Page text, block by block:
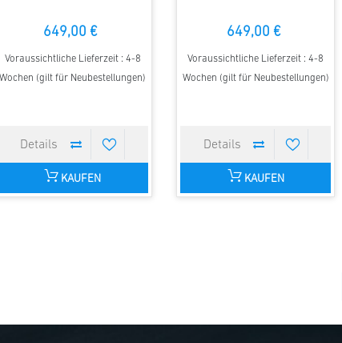
649,00 €
Voraussichtliche Lieferzeit : 4-8
Wochen (gilt für Neubestellungen)
KAUFEN
649,00 €
Voraussichtliche Lieferzeit : 4-8
Wochen (gilt für Neubestellungen)
KAUFEN